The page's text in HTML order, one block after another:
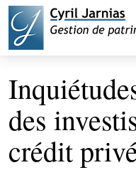
des
crédit